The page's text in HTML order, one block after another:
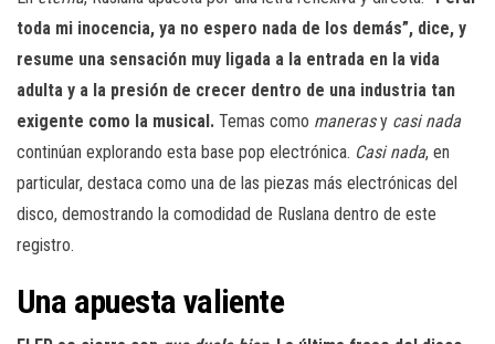
toda mi inocencia, ya no espero nada de los demás”, dice, y
resume una sensación muy ligada a la entrada en la vida
adulta y a la presión de crecer dentro de una industria tan
exigente como la musical. Temas como manerasy casi nada
continúan explorando esta base pop electrónica. Casi nada, en
particular, destaca como una de las piezas más electrónicas del
disco, demostrando la comodidad de Ruslana dentro de este
registro.
Una apuesta valiente